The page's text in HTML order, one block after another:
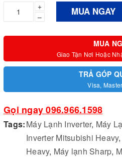
+
–
MUA NGAY
MUA
Giao Tận Nơi Hoặc
TRẢ GÓP
Visa,
Gọi ngay 096.966.1598
Tags:Máy Lạnh Inverter, Máy
Inverter Mitsubishi Heavy,
Heavy, Máy lạnh Sharp,